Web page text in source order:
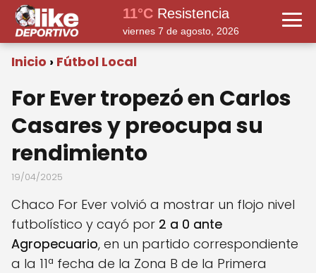
11°CResistencia
viernes 7 de agosto, 2026
Inicio Fútbol Local
For Ever tropezó en Carlos
Casares y preocupa su
rendimiento
19/04/2025
Chaco For Ever volvió a mostrar un flojo nivel
futbolístico y cayó por 2 a 0 ante
Agropecuario, en un partido correspondiente
a la 11ª fecha de la Zona B de la Primera